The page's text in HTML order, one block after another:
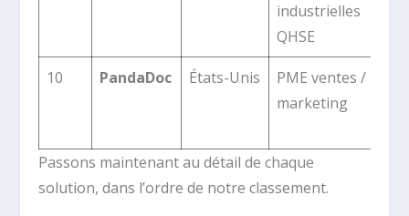
industrielles
QHSE
10 PandaDoc États-Unis
PME ventes /
marketing
Passons maintenant au détail de chaque
solution, dans l’ordre de notre classement.